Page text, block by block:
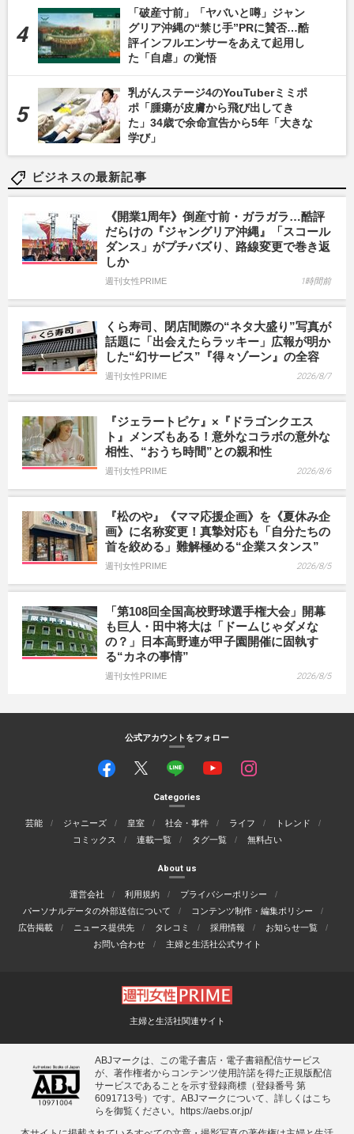
「破産寸前」「ヤバいと噂」ジャン
グリア沖縄の“禁じ手”PRに賛否…酷
評インフルエンサーをあえて起用し
た「自虐」の覚悟
乳がんステージ4のYouTuberミミポ
ポ「腫瘍が皮膚から飛び出してき
た」34歳で余命宣告から5年「大きな
学び」
ビジネスの最新記事
《開業1周年》倒産寸前・ガラガラ…酷評
だらけの『ジャングリア沖縄』「スコール
ダンス」がプチバズり、路線変更で巻き返
しか
週刊女性PRIME 1時間前
くら寿司、閉店間際の“ネタ大盛り”写真が
話題に「出会えたらラッキー」広報が明か
した“幻サービス”『得々ゾーン』の全容
週刊女性PRIME 2026/8/7
『ジェラートピケ』×『ドラゴンクエス
ト』メンズもある！意外なコラボの意外な
相性、“おうち時間”との親和性
週刊女性PRIME 2026/8/6
『松のや』《ママ応援企画》を《夏休み企
画》に名称変更！真摯対応も「自分たちの
首を絞める」難解極める“企業スタンス”
週刊女性PRIME 2026/8/5
「第108回全国高校野球選手権大会」開幕
も巨人・田中将大は「ドームじゃダメな
の？」日本高野連が甲子園開催に固執す
る“カネの事情”
週刊女性PRIME 2026/8/5
公式アカウントをフォロー
Categories
芸能 ジャニーズ 皇室 社会・事件 ライフ
トレンド
コミックス
連載一覧 タグ一覧 無料占い
About us
運営会社 利用規約
プライバシーポリシー
パーソナルデータの外部送信について
コンテンツ制作・編集ポリシー
広告掲載
ニュース提供先 タレコミ 採用情報
お知らせ一覧
お問い合わせ
主婦と生活社公式サイト
主婦と生活社関連サイト
ABJマークは、この電子書店・電子書籍配信サービス
が、著作権者からコンテンツ使用許諾を得た正規版配信
サービスであることを示す登録商標（登録番号 第
6091713号）です。ABJマークについて、詳しくはこち
らを御覧ください。 https://aebs.or.jp/